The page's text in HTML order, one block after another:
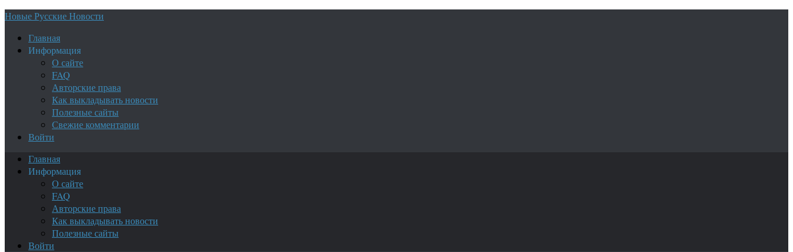
Новые Русские Новости
Главная
Информация
О сайте
FAQ
Авторские права
Как выкладывать новости
Полезные сайты
Свежие комментарии
Войти
Главная
Информация
О сайте
FAQ
Авторские права
Как выкладывать новости
Полезные сайты
Войти